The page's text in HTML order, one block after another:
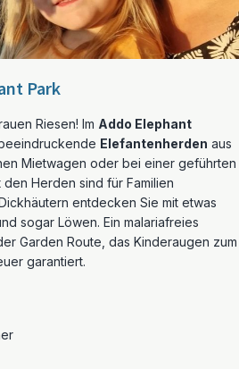
Park
Riesen! Im Addo Elephant
Elefantenherden aus
Mietwagen oder bei einer geführten
Herden sind für Familien
entdecken Sie mit etwas
sogar Löwen. Ein malariafreies
Garden Route, das Kinderaugen zum
garantiert.